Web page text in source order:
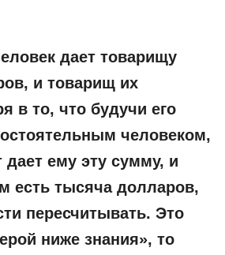
дает товарищу
и товарищ их
в то, что будучи его
человеком,
дает ему эту сумму, и
есть тысяча долларов,
пересчитывать. Это
ниже знания», то